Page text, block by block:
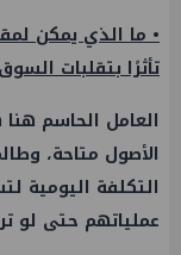
• ما الذي يمكن
تأثرًا بتقلبات
العامل الحاسم
الأصول متاحة،
التكلفة اليومية
عملياتهم حتى لو